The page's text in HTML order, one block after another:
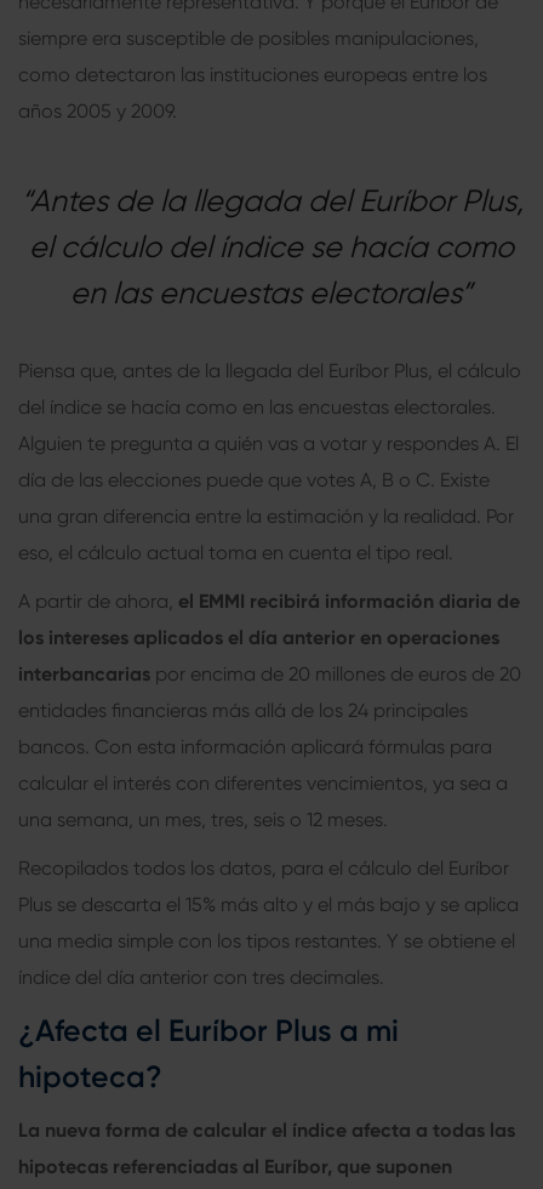
siempre era susceptible de posibles manipulaciones,
como detectaron las instituciones europeas entre los
años 2005 y 2009.
“Antes de la llegada del Euríbor Plus,
el cálculo del índice se hacía como
en las encuestas electorales”
Piensa que, antes de la llegada del Euríbor Plus, el cálculo
del índice se hacía como en las encuestas electorales.
Alguien te pregunta a quién vas a votar y respondes A. El
día de las elecciones puede que votes A, B o C. Existe
una gran diferencia entre la estimación y la realidad. Por
eso, el cálculo actual toma en cuenta el tipo real.
A partir de ahora, el EMMI recibirá información diaria de
los intereses aplicados el día anterior en operaciones
interbancarias por encima de 20 millones de euros de 20
entidades financieras más allá de los 24 principales
bancos. Con esta información aplicará fórmulas para
calcular el interés con diferentes vencimientos, ya sea a
una semana, un mes, tres, seis o 12 meses.
Recopilados todos los datos, para el cálculo del Euríbor
Plus se descarta el 15% más alto y el más bajo y se aplica
una media simple con los tipos restantes. Y se obtiene el
índice del día anterior con tres decimales.
¿Afecta el Euríbor Plus a mi
hipoteca?
La nueva forma de calcular el índice afecta a todas las
hipotecas referenciadas al Euríbor, que suponen